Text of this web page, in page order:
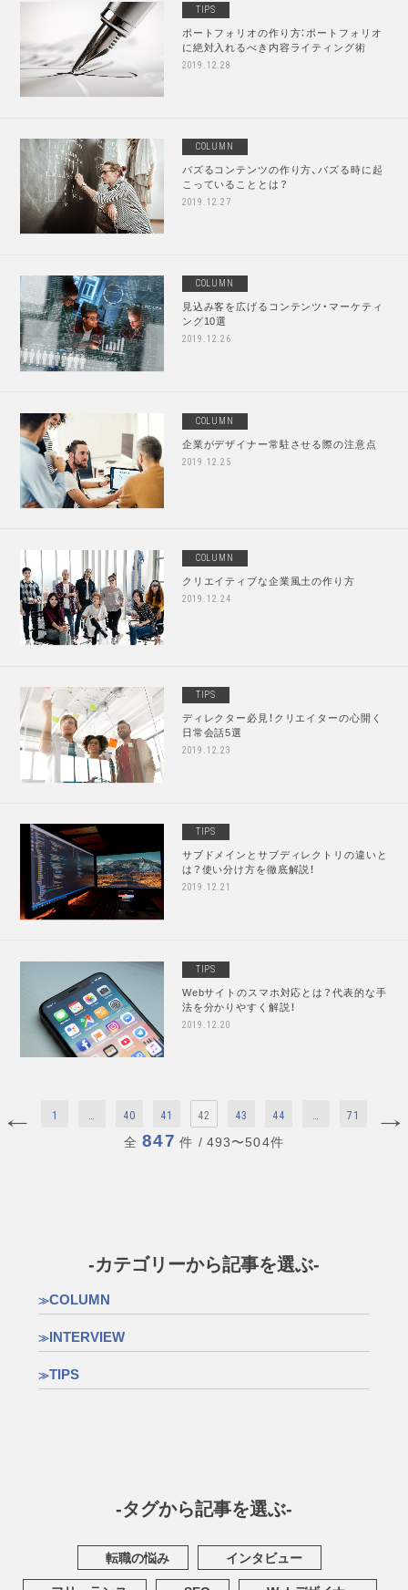
TIPS
ポートフォリオの作り方：ポートフォリオ
に絶対入れるべき内容ライティング術
2019.12.28
COLUMN
バズるコンテンツの作り方、バズる時に起
こっていることとは？
2019.12.27
COLUMN
見込み客を広げるコンテンツ・マーケティ
ング10選
2019.12.26
COLUMN
企業がデザイナー常駐させる際の注意点
2019.12.25
COLUMN
クリエイティブな企業風土の作り方
2019.12.24
TIPS
ディレクター必見！クリエイターの心開く
日常会話5選
2019.12.23
TIPS
サブドメインとサブディレクトリの違いと
は？使い分け方を徹底解説！
2019.12.21
TIPS
Webサイトのスマホ対応とは？代表的な手
法を分かりやすく解説！
2019.12.20
1 40 41 42 43 44 71
全 847 件 / 493〜504件
-カテゴリーから記事を選ぶ-
COLUMN
INTERVIEW
TIPS
-タグから記事を選ぶ-
転職の悩み
インタビュー